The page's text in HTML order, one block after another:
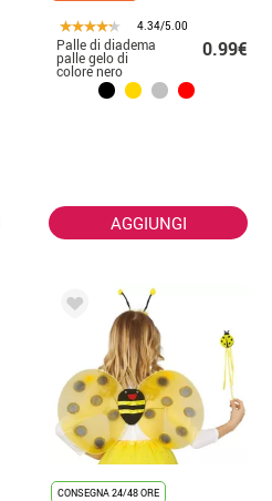
4.34/5.00
Palle di diadema
palle gelo di
colore nero
0.99€
AGGIUNGI
CONSEGNA 24/48 ORE